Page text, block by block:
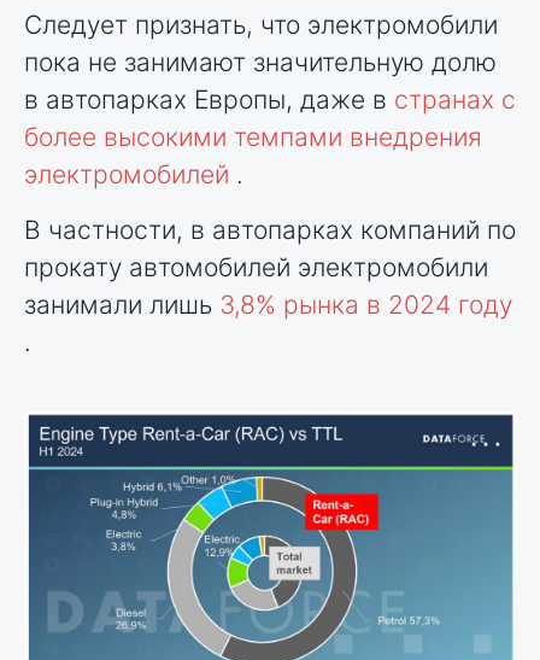
Следует признать, что электромобили
пока не занимают значительную долю
в автопарках Европы, даже в странах с
более высокими темпами внедрения
электромобилей .
В частности, в автопарках компаний по
прокату автомобилей электромобили
занимали лишь 3,8% рынка в 2024 году
.